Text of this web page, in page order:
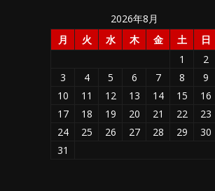
2026年8月
月
火 水 木 金 土
日
1
2
3
4 5 6 7 8
9
10
11 12 13 14 15
16
17
18 19 20 21 22
23
24
25 26 27 28 29
30
31